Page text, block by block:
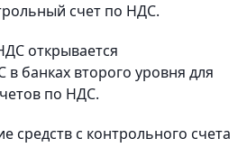
счет по НДС.
открывается
банках второго уровня для
по НДС.
средств с контрольного счета